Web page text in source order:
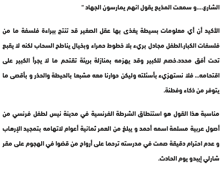
الشارع….و سمعت المذيع يقول انهم يمارسون الجهاد “
الأكيد أن أي معلومات بسيطة يغذى بها عقل الصغير قد تنتج ببراءة فلسفة ما من
فلسفات الكبار،الطفل مجادل بريء بلا خطوط حمراء وبخيال يناطح السحاب لكنه لا يقبع
تحت أفق محدد،خصم للكبير وقد يهزمه بمنازلة بريئة تقتحم ما لا يجرأ الكبير على
اقتحامه..، فلا نستهزيء بأسئلته وليكن حوارنا معه مشبعا بالحيطة والحذر و بأقصى ما
يتوفر من ذكاء وفطنة.
مناسبة هذا القول هو استنطاق الشرطة الفرنسية في مدينة نيس لطفل فرنسي من
أصول عربية مسلمة اسمه أحمد و يبلغ من العمر ثمانية أعوام لاتهامه بتمجيد الإرهاب
و عدم احترام دقيقة صمت في مدرسته ترحما على أرواح من قضوا في الهجوم على مقر
شارلي إيبدو يوم الحادث.